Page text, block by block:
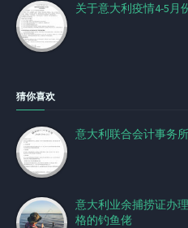
关于意大利疫情4-5月
猜你喜欢
意大利联合会计事务
意大利业余捕捞证办
格的钓鱼佬